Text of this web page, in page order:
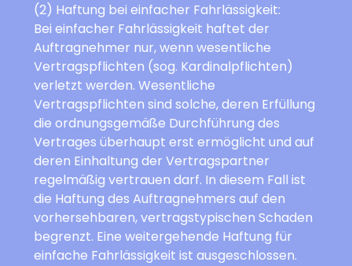
(2) Haftung bei einfacher Fahrlässigkeit:
Bei einfacher Fahrlässigkeit haftet der
Auftragnehmer nur, wenn wesentliche
Vertragspflichten (sog. Kardinalpflichten)
verletzt werden. Wesentliche
Vertragspflichten sind solche, deren Erfüllung
die ordnungsgemäße Durchführung des
Vertrages überhaupt erst ermöglicht und auf
deren Einhaltung der Vertragspartner
regelmäßig vertrauen darf. In diesem Fall ist
die Haftung des Auftragnehmers auf den
vorhersehbaren, vertragstypischen Schaden
begrenzt. Eine weitergehende Haftung für
einfache Fahrlässigkeit ist ausgeschlossen.